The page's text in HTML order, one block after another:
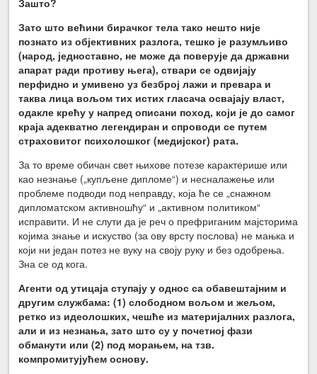
Зато што већини бирачког тела тако нешто није
познато из објективних разлога, тешко је разумљиво
(народ, једноставно, не може да поверује да државни
апарат ради противу њега), ствари се одвијају
перфидно и умивено уз безброј лажи и превара и
таква лица вољом тих истих гласача освајају власт,
одакле крећу у напред описани поход, који је до самог
краја адекватно легендиран и спроводи се путем
страховитог психолошког (медијског) рата.
За то време обичан свет њихове потезе карактерише или
као незнање („купљене дипломе“) и несналажење или
проблеме подводи под неправду, која ће се „снажном
дипломатском активношћу“ и „активном политиком“
исправити. И не слути да је реч о префриганим мајсторима
којима знање и искуство (за ову врсту послова) не мањка и
који ни један потез не вуку на своју руку и без одобрења.
Зна се од кога.
Агенти од утицаја ступају у однос са обавештајним и
другим службама: (1) слободном вољом и жељом,
ретко из идеолошких, чешће из материјалних разлога,
али и из незнања, зато што су у почетној фази
обманути или (2) под морањем, на тзв.
компромитујућем основу.